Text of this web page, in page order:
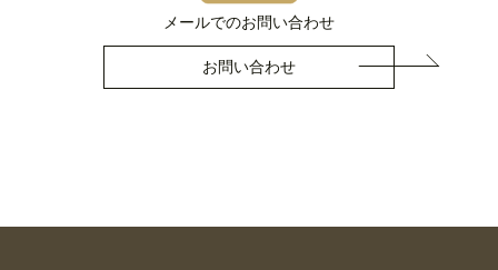
メールでのお問い合わせ
お問い合わせ